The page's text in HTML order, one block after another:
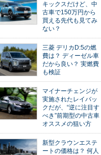
キックスだけど、中
古車で150万円から
買える先代も見てみ
ない？
三菱 デリカD:5の燃
費は？ ディーゼル車
だから良い？ 実燃費
も検証
マイナーチェンジが
実施されたレイバッ
クだが、“逆に注目す
べき”前期型の中古車
オススメの狙い方
新型クラウンエステ
ートの価格は？ 何人